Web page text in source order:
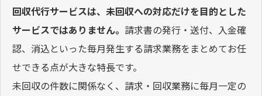
回収代行サービスは、未回収への対応だけを目的とした
サービスではありません。 請求書の発行・送付、入金確
認、消込といった毎月発生する請求業務をまとめてお任
せできる点が大きな特長です。
未回収の件数に関係なく、請求・回収業務に毎月一定の